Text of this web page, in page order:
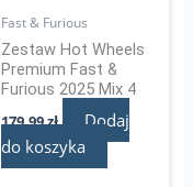
Fast & Furious
Zestaw Hot Wheels
Premium Fast &
Furious 2025 Mix 4
179,99zł
Dodaj
do koszyka